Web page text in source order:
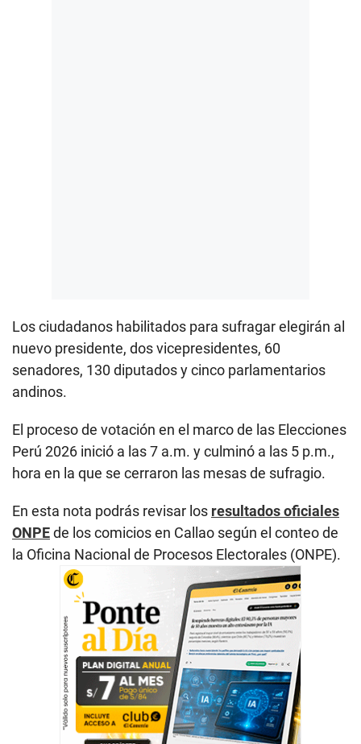
Los ciudadanos habilitados para sufragar elegirán al
nuevo presidente, dos vicepresidentes, 60
senadores, 130 diputados y cinco parlamentarios
andinos.
El proceso de votación en el marco de las Elecciones
Perú 2026 inició a las 7 a.m. y culminó a las 5 p.m.,
hora en la que se cerraron las mesas de sufragio.
En esta nota podrás revisar los resultados oficiales
ONPEde los comicios en Callao según el conteo de
la Oficina Nacional de Procesos Electorales (ONPE).